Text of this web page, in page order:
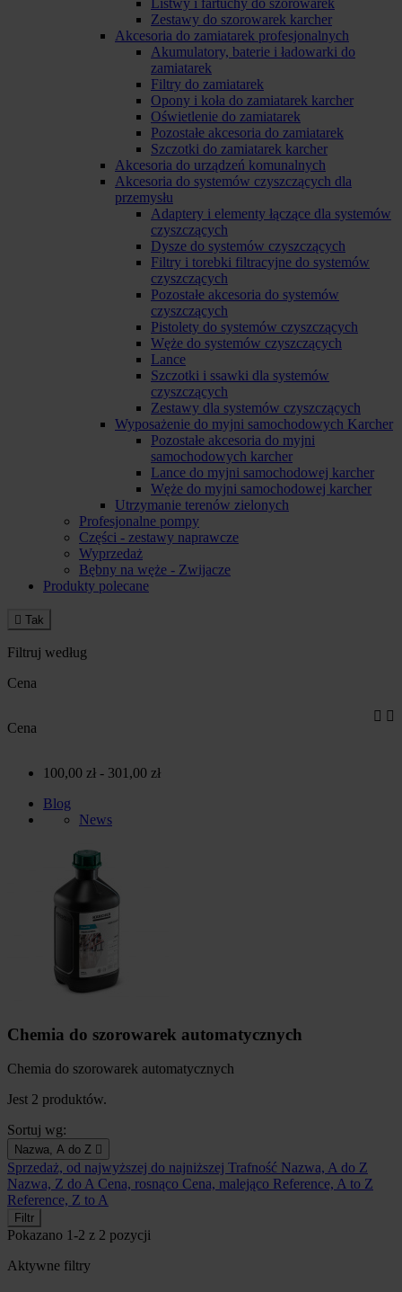
Listwy i fartuchy do szorowarek
Zestawy do szorowarek karcher
Akcesoria do zamiatarek profesjonalnych
Akumulatory, baterie i ładowarki do
zamiatarek
Filtry do zamiatarek
Opony i koła do zamiatarek karcher
Oświetlenie do zamiatarek
Pozostałe akcesoria do zamiatarek
Szczotki do zamiatarek karcher
Akcesoria do urządzeń komunalnych
Akcesoria do systemów czyszczących dla
przemysłu
Adaptery i elementy łączące dla systemów
czyszczących
Dysze do systemów czyszczących
Filtry i torebki filtracyjne do systemów
czyszczących
Pozostałe akcesoria do systemów
czyszczących
Pistolety do systemów czyszczących
Węże do systemów czyszczących
Lance
Szczotki i ssawki dla systemów
czyszczących
Zestawy dla systemów czyszczących
Wyposażenie do myjni samochodowych Karcher
Pozostałe akcesoria do myjni
samochodowych karcher
Lance do myjni samochodowej karcher
Węże do myjni samochodowej karcher
Utrzymanie terenów zielonych
Profesjonalne pompy
Części - zestawy naprawcze
Wyprzedaż
Bębny na węże - Zwijacze
Produkty polecane
 Tak
Filtruj według
Cena
Cena
 
100,00 zł - 301,00 zł
Blog
News
Chemia do szorowarek automatycznych
Chemia do szorowarek automatycznych
Jest 2 produktów.
Sortuj wg:
Nazwa, A do Z 
Sprzedaż, od najwyższej do najniższej Trafność Nazwa, A do Z
Nazwa, Z do A Cena, rosnąco Cena, malejąco Reference, A to Z
Reference, Z to A
Filtr
Pokazano 1-2 z 2 pozycji
Aktywne filtry